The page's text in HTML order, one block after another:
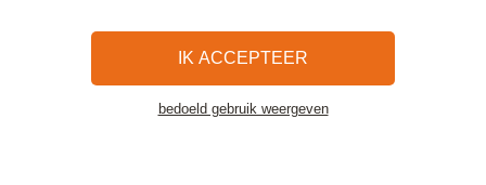
Algemene voorwaarden en privacybeleid
Wat de pers over ons te zeggen heeft
Kaart
IK ACCEPTEER
bedoeld gebruik weergeven